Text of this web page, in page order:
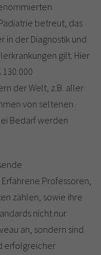
betreut, das
in der Diagnostik und
gilt. Hier
der Welt, z.B. aller
von seltenen
Bedarf werden
Professoren,
zählen, sowie ihre
nicht nur
an, sondern sind
erfolgreicher